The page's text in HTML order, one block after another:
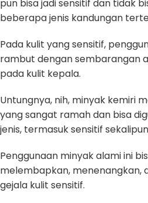
pun bisa jadi sensitif dan tidak
beberapa jenis kandungan
Pada kulit yang sensitif,
rambut dengan sembarangan
pada kulit kepala.
Untungnya, nih, minyak kemiri
yang sangat ramah dan bisa
jenis, termasuk sensitif
Penggunaan minyak alami ini
melembapkan, menenangkan,
gejala kulit sensitif.